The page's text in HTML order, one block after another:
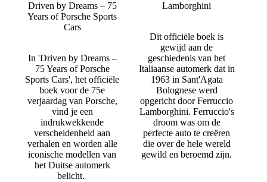
Driven by Dreams – 75
Years of Porsche Sports
Cars
In 'Driven by Dreams –
75 Years of Porsche
Sports Cars', het officiële
boek voor de 75e
verjaardag van Porsche,
vind je een
indrukwekkende
verscheidenheid aan
verhalen en worden alle
iconische modellen van
het Duitse automerk
belicht.
Lamborghini
Dit officiële boek is
gewijd aan de
geschiedenis van het
Italiaanse automerk dat in
1963 in Sant'Agata
Bolognese werd
opgericht door Ferruccio
Lamborghini. Ferruccio's
droom was om de
perfecte auto te creëren
die over de hele wereld
gewild en beroemd zijn.